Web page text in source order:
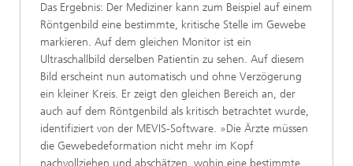
Das Ergebnis: Der Mediziner kann zum Beispiel auf einem
Röntgenbild eine bestimmte, kritische Stelle im Gewebe
markieren. Auf dem gleichen Monitor ist ein
Ultraschallbild derselben Patientin zu sehen. Auf diesem
Bild erscheint nun automatisch und ohne Verzögerung
ein kleiner Kreis. Er zeigt den gleichen Bereich an, der
auch auf dem Röntgenbild als kritisch betrachtet wurde,
identifiziert von der MEVIS-Software. »Die Ärzte müssen
die Gewebedeformation nicht mehr im Kopf
nachvollziehen und abschätzen, wohin eine bestimmte